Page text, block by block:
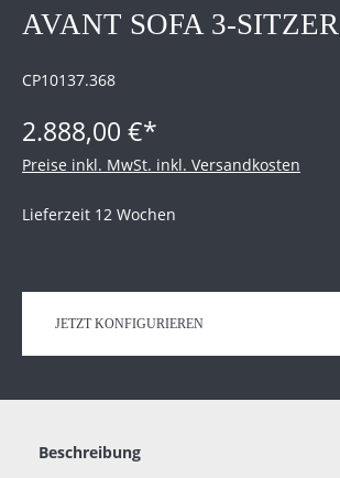
AVANT SOFA 3-SITZER
CP10137.368
2.888,00 €*
Preise inkl. MwSt. inkl. Versandkosten
Lieferzeit 12 Wochen
JETZT KONFIGURIEREN
Beschreibung